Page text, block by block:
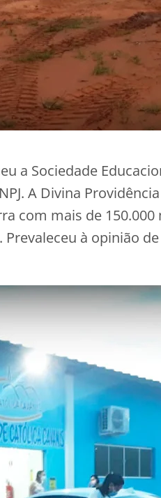
a Sociedade
A Divina
com mais de
à opinião